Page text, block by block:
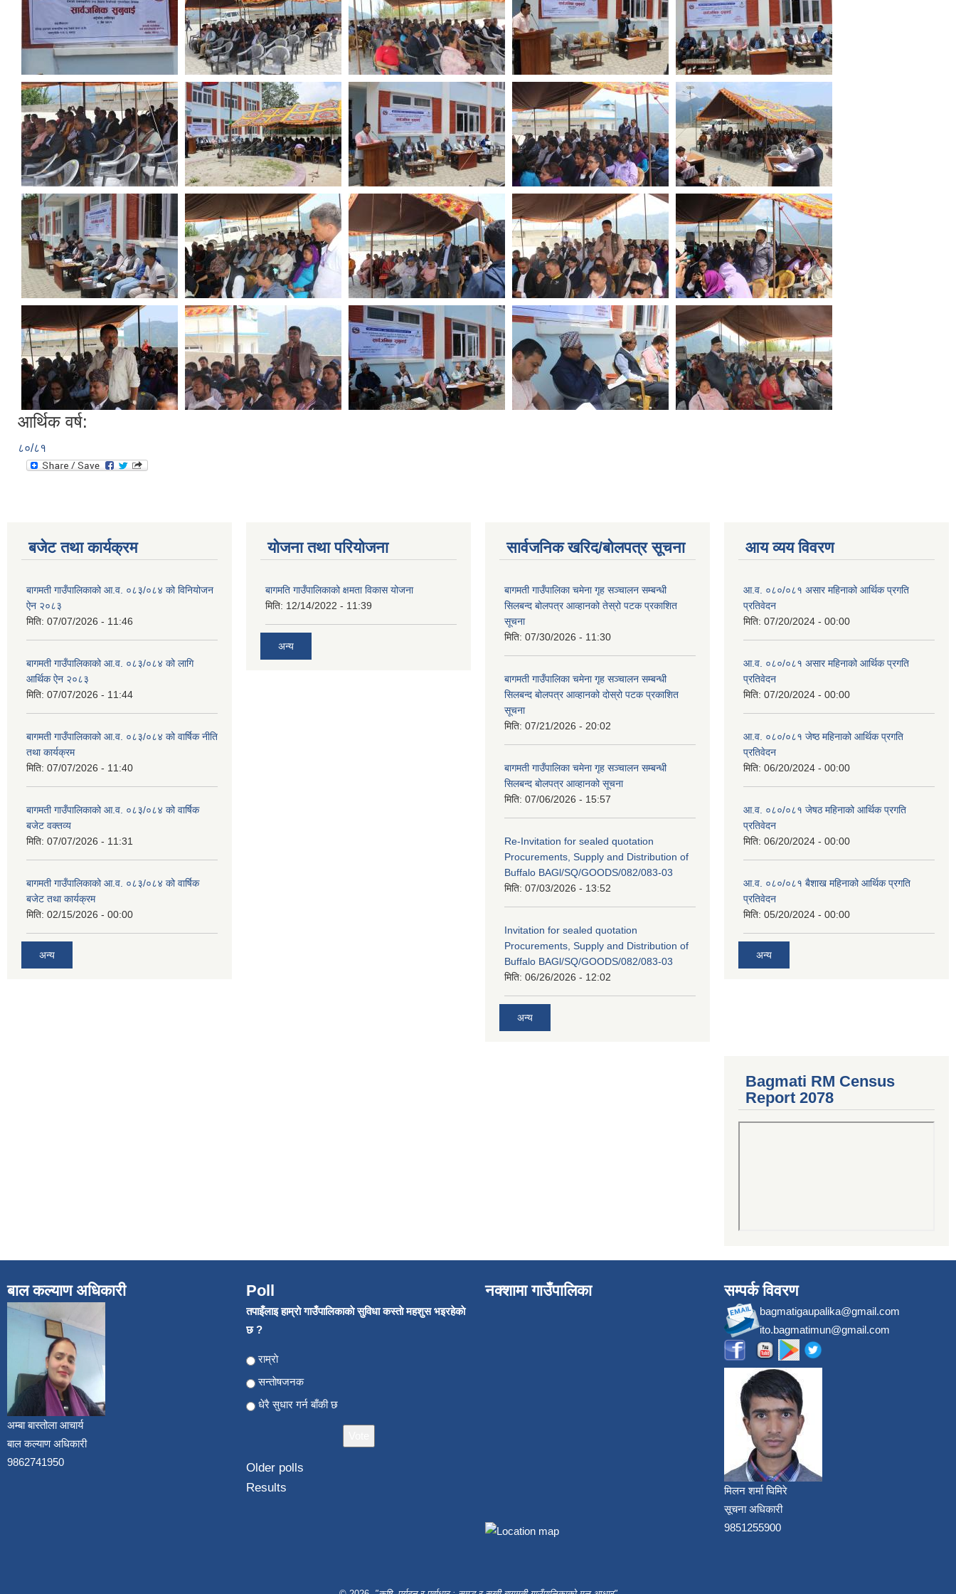
आर्थिक वर्ष:
८०/८१
बजेट तथा कार्यक्रम
बागमती गाउँपालिकाको आ.व. ०८३/०८४ को विनियोजन
ऐन २०८३
मिति: 07/07/2026 - 11:46
बागमती गाउँपालिकाको आ.व. ०८३/०८४ को लागि
आर्थिक ऐन २०८३
मिति: 07/07/2026 - 11:44
बागमती गाउँपालिकाको आ.व. ०८३/०८४ को वार्षिक नीति
तथा कार्यक्रम
मिति: 07/07/2026 - 11:40
बागमती गाउँपालिकाको आ.व. ०८३/०८४ को वार्षिक
बजेट वक्तव्य
मिति: 07/07/2026 - 11:31
बागमती गाउँपालिकाको आ.व. ०८३/०८४ को वार्षिक
बजेट तथा कार्यक्रम
मिति: 02/15/2026 - 00:00
अन्य
योजना तथा परियोजना
बागमति गाउँपालिकाको क्षमता विकास योजना
मिति: 12/14/2022 - 11:39
अन्य
सार्वजनिक खरिद/बोलपत्र सूचना
बागमती गाउँपालिका चमेना गृह सञ्चालन सम्बन्धी
सिलबन्द बोलपत्र आव्हानको तेस्रो पटक प्रकाशित
सूचना
मिति: 07/30/2026 - 11:30
बागमती गाउँपालिका चमेना गृह सञ्चालन सम्बन्धी
सिलबन्द बोलपत्र आव्हानको दोस्रो पटक प्रकाशित
सूचना
मिति: 07/21/2026 - 20:02
बागमती गाउँपालिका चमेना गृह सञ्चालन सम्बन्धी
सिलबन्द बोलपत्र आव्हानको सूचना
मिति: 07/06/2026 - 15:57
Re-Invitation for sealed quotation
Procurements, Supply and Distribution of
Buffalo BAGl/SQ/GOODS/082/083-03
मिति: 07/03/2026 - 13:52
Invitation for sealed quotation
Procurements, Supply and Distribution of
Buffalo BAGl/SQ/GOODS/082/083-03
मिति: 06/26/2026 - 12:02
अन्य
आय व्यय विवरण
आ.व. ०८०/०८१ असार महिनाको आर्थिक प्रगति
प्रतिवेदन
मिति: 07/20/2024 - 00:00
आ.व. ०८०/०८१ असार महिनाको आर्थिक प्रगति
प्रतिवेदन
मिति: 07/20/2024 - 00:00
आ.व. ०८०/०८१ जेष्ठ महिनाको आर्थिक प्रगति
प्रतिवेदन
मिति: 06/20/2024 - 00:00
आ.व. ०८०/०८१ जेषठ महिनाको आर्थिक प्रगति
प्रतिवेदन
मिति: 06/20/2024 - 00:00
आ.व. ०८०/०८१ बैशाख महिनाको आर्थिक प्रगति
प्रतिवेदन
मिति: 05/20/2024 - 00:00
अन्य
Bagmati RM Census
Report 2078
बाल कल्याण अधिकारी
अम्बा बास्तोला आचार्य
बाल कल्याण अधिकारी
9862741950
Poll
तपाइँलाइ हाम्राे गाउँपालिकाकाे सुविधा कस्ताे महशुस भइरहेकाे
छ ?
Choices
राम्राे
सन्ताेषजनक
धेरै सुधार गर्न बाँकी छ
Older polls
Results
नक्शामा गाउँपालिका सम्पर्क विवरण
bagmatigaupalika@gmail.com
ito.bagmatimun@gmail.com
मिलन शर्मा घिमिरे
सूचना अधिकारी
9851255900